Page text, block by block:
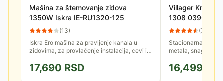
Mašina za štemovanje zidova
1350W Iskra IE-RU1320-125
(13)
Iskra Ero mašina za pravljenje kanala u
zidovima, za provlačenje instalacija, cevi i
30mm, širina reza od 8 do...
17,690 RSD
Villager Kružna
1308 039635
(72
Stacionarna
metala, snage
Nudi mogućnost
16,499